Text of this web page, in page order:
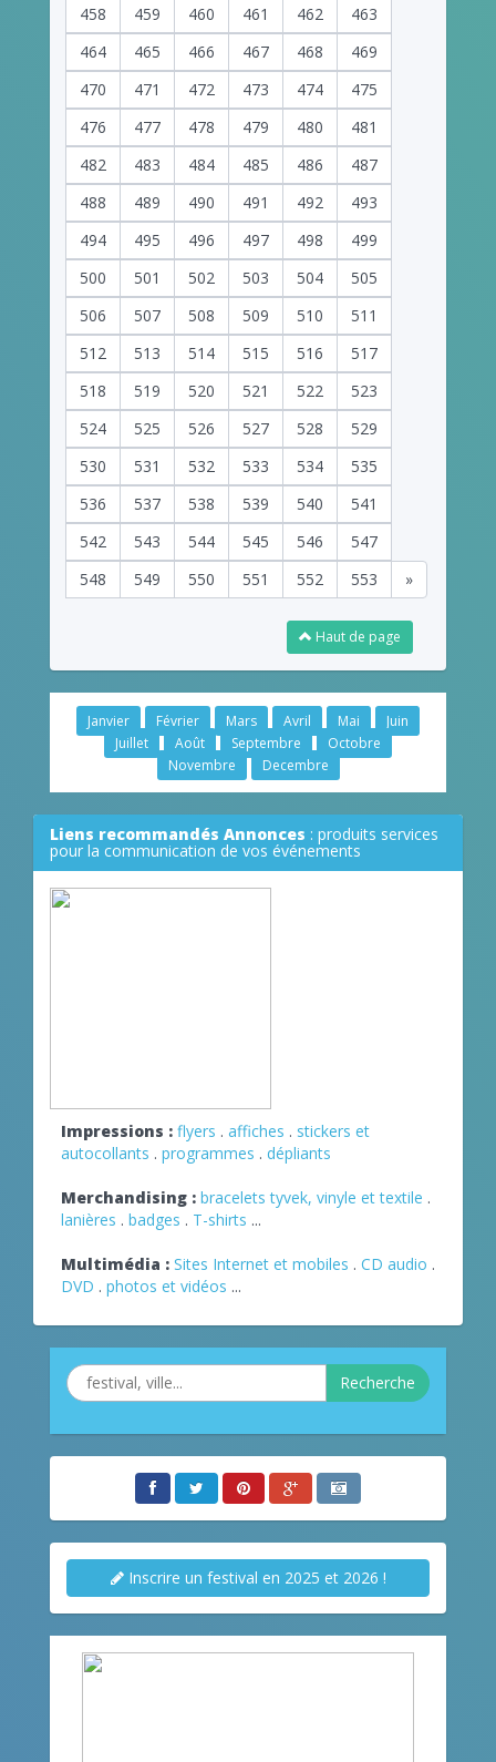
458 459 460 461 462
463
464
465 466 467 468
469
470
471 472 473 474
475
476
477 478 479 480
481
482
483 484 485 486
487
488
489 490 491 492
493
494
495 496 497 498
499
500
501 502 503 504
505
506
507 508 509 510
511
512
513 514 515 516
517
518
519 520 521 522
523
524
525 526 527 528
529
530
531 532 533 534
535
536
537 538 539 540
541
542
543 544 545 546
547
548
549 550 551 552 553 »
Haut de page
Janvier Février Mars Avril Mai
Juin
Juillet
Août Septembre
Octobre
Novembre
Decembre
Liens recommandés Annonces : produits services
pour la communication de vos événements
Impressions : flyers . affiches . stickers et
autocollants . programmes . dépliants
Merchandising : bracelets tyvek, vinyle et textile .
lanières . badges . T-shirts ...
Multimédia : Sites Internet et mobiles . CD audio .
DVD . photos et vidéos ...
Recherche
Inscrire un festival en 2025 et 2026 !